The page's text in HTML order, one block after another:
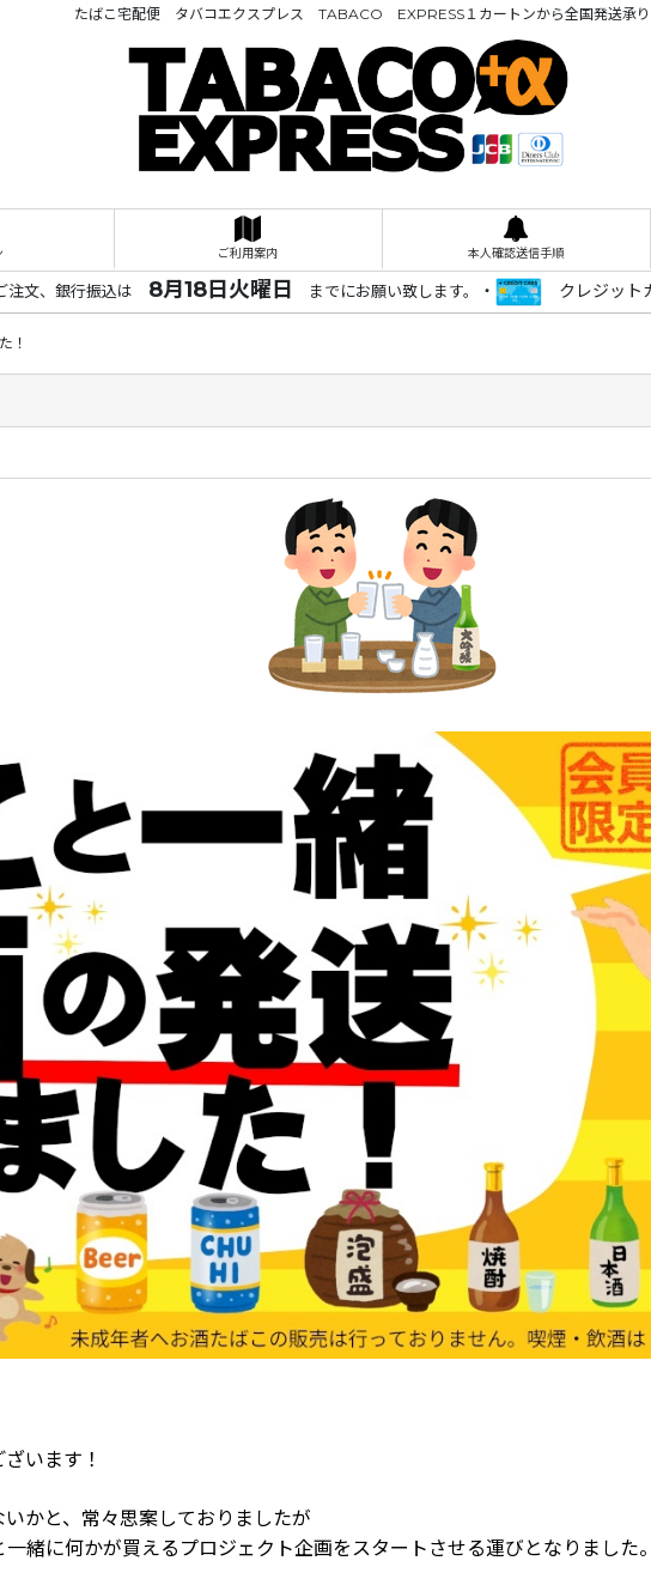
たばこ宅配便 タバコエクスプレス TABACO EXPRESS１カートンから全国発送承り
ご利用案内 本人確認送信手順
注文、銀行振込は 8月18日火曜日 までにお願い致します。 ・ クレジット
！
います！
かと、常々思案しておりましたが
に何かが買えるプロジェクト企画をスタートさせる運びとなりました